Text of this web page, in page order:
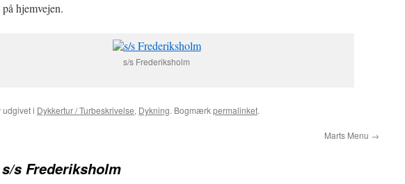
hjemvejen.
s/s Frederiksholm
i Dykkertur / Turbeskrivelse, Dykning. Bogmærkpermalinket.
Marts Menu →
s/s Frederiksholm